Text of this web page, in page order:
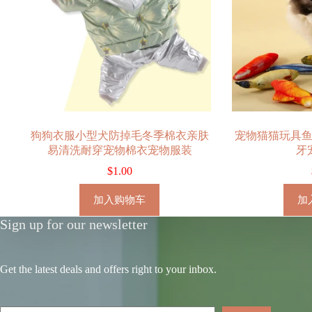
狗狗衣服小型犬防掉毛冬季棉衣亲肤
易清洗耐穿宠物棉衣宠物服装
$1.00
加入购物车
宠物猫猫玩具
牙
加
Sign up for our newsletter
Get the latest deals and offers right to your inbox.